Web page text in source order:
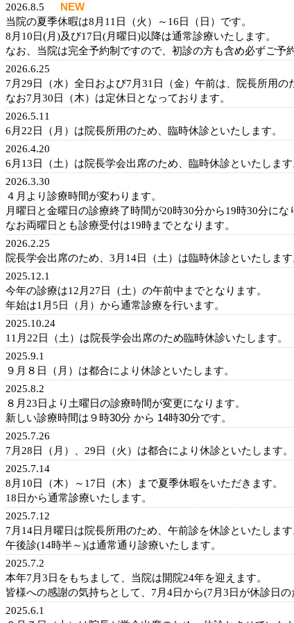
2026.8.5
NEW
当院の夏季休暇は8月11日（火）～16日（日）です。
8月10日(月)及び17日(月曜日)以降は通常診療いたします。
なお、当院は完全予約制ですので、 初診の方も含め必ずご予
2026.6.25
7月29日（水）全日および7月31日（金）午前は、院長所用の
なお7月30日（木）は定休日となっております。
2026.5.11
6月22日（月）は院長所用のため、臨時休診といたします。
2026.4.20
6月13日（土）は院長学会出席のため、臨時休診といたします
2026.3.30
４月より診療時間が変わります。
月曜日と金曜日の診療終了時間が20時30分から19時30分にな
なお両曜日とも診療受付は19時までとなります。
2026.2.25
院長学会出席のため、3月14日（土）は臨時休診といたします
2025.12.1
今年の診療は12月27日（土）の午前中までとなります。
年始は1月5日（月）から通常診療を行います。
2025.10.24
11月22日（土）は院長学会出席のため臨時休診いたします。
2025.9.1
９月８日（月）は都合により休診といたします。
2025.8.2
８月23日より土曜日の診療時間が変更になります。
新しい診療時間は ９時30分 から 14時30分です。
2025.7.26
7月28日（月）、29日（火）は都合により休診といたします。
2025.7.14
8月10日（木）～17日（木）まで夏季休暇をいただきます。
18日から通常診療いたします。
2025.7.12
7月14日月曜日は院長所用のため、午前診を休診といたします
午後診(14時半～)は通常通り診療いたします。
2025.7.2
本年7月3日をもちまして、当院は開院24年を迎えます。
皆様への感謝の気持ちとして、7月4日から(7月3日が休診日
2025.6.1